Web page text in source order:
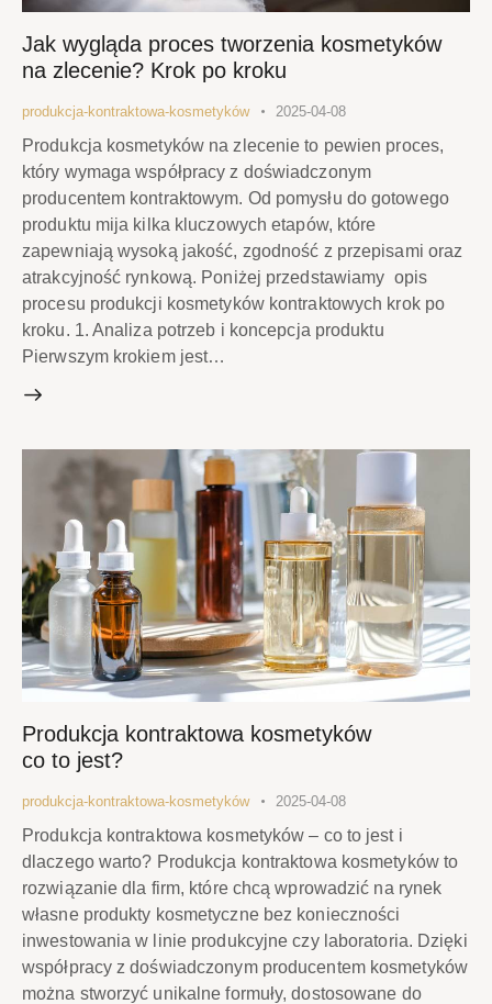
Jak wygląda proces tworzenia kosmetyków
na zlecenie? Krok po kroku
produkcja-kontraktowa-kosmetyków 2025-04-08
Produkcja kosmetyków na zlecenie to pewien proces,
który wymaga współpracy z doświadczonym
producentem kontraktowym. Od pomysłu do gotowego
produktu mija kilka kluczowych etapów, które
zapewniają wysoką jakość, zgodność z przepisami oraz
atrakcyjność rynkową. Poniżej przedstawiamy opis
procesu produkcji kosmetyków kontraktowych krok po
kroku. 1. Analiza potrzeb i koncepcja produktu
Pierwszym krokiem jest…
Produkcja kontraktowa kosmetyków
co to jest?
produkcja-kontraktowa-kosmetyków 2025-04-08
Produkcja kontraktowa kosmetyków – co to jest i
dlaczego warto? Produkcja kontraktowa kosmetyków to
rozwiązanie dla firm, które chcą wprowadzić na rynek
własne produkty kosmetyczne bez konieczności
inwestowania w linie produkcyjne czy laboratoria. Dzięki
współpracy z doświadczonym producentem kosmetyków
można stworzyć unikalne formuły, dostosowane do